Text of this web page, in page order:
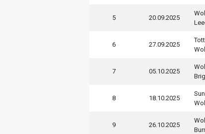
5 20.09.2025
6 27.09.2025
7 05.10.2025
8 18.10.2025
9 26.10.2025